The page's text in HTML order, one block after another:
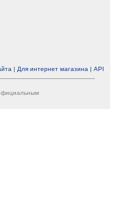
| Для интернет магазина | API